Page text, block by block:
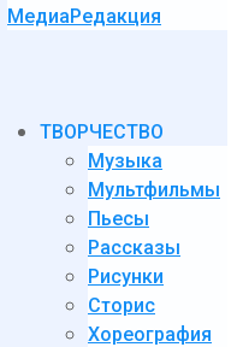
МедиаРедакция
ТВОРЧЕСТВО
Музыка
Мультфильмы
Пьесы
Рассказы
Рисунки
Сторис
Хореография